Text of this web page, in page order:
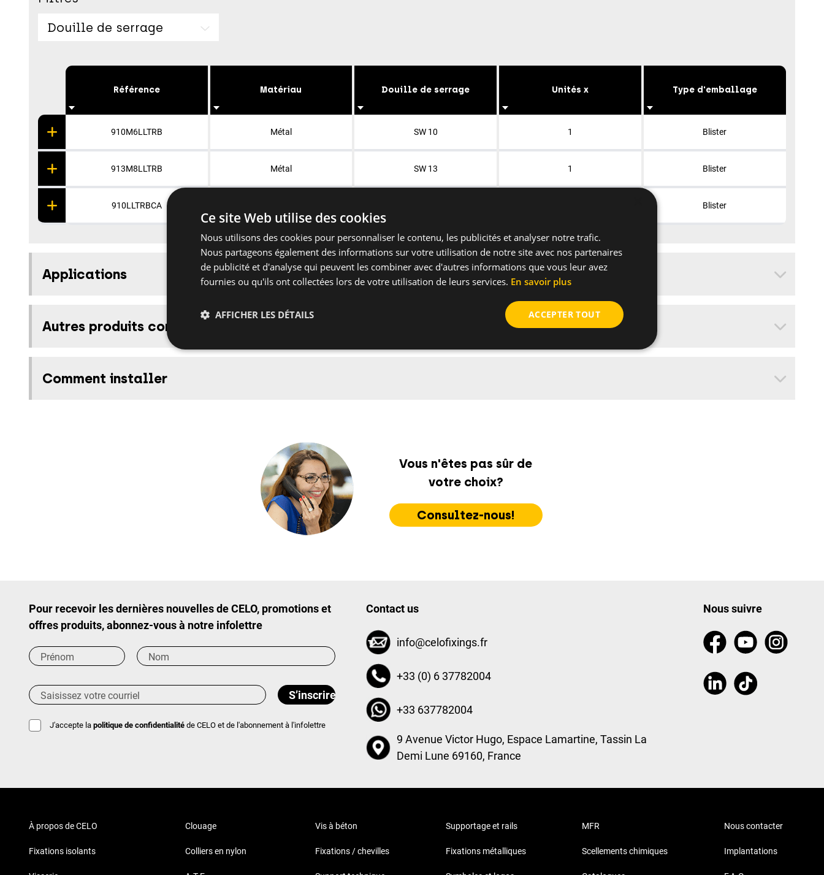
Douille de serrage
Référence
910M6LLTRB
913M8LLTRB
910LLTRBCA
Matériau
Métal
Métal
Douille de serrage
SW 10
SW 13
Unités x
1
1
Type d'emballage
Blister
Blister
Blister
Applications
Autres produits connexes
Comment installer
Vous n'êtes pas sûr de
votre choix?
Consultez-nous!
Pour recevoir les dernières nouvelles de CELO, promotions et
offres produits, abonnez-vous à notre infolettre
J'accepte la politique de confidentialité de CELO et de l'abonnement à l'infolettre
Contact us
info@celofixings.fr
+33 (0) 6 37782004
+33 637782004
9 Avenue Victor Hugo, Espace Lamartine, Tassin La
Demi Lune 69160, France
Nous suivre
À propos de CELO
Fixations isolants
Clouage
Colliers en nylon
Vis à béton
Fixations / chevilles
Supportage et rails
Fixations métalliques
MFR
Scellements chimiques
Nous contacter
Implantations
Ce site Web utilise des cookies
Nous utilisons des cookies pour personnaliser le contenu, les publicités et analyser notre trafic.
Nous partageons également des informations sur votre utilisation de notre site avec nos partenaires
de publicité et d'analyse qui peuvent les combiner avec d'autres informations que vous leur avez
fournies ou qu'ils ont collectées lors de votre utilisation de leurs services. En savoir plus
ACCEPTER TOUT
AFFICHER LES DÉTAILS